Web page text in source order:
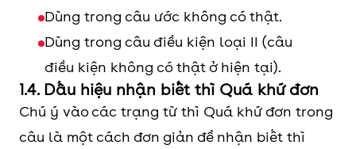
Dùng trong câu ước không có thật.
Dùng trong câu điều kiện loại II (câu
điều kiện không có thật ở hiện tại).
1.4. Dấu hiệu nhận biết thì Quá khứ đơn
Chú ý vào các trạng từ thì Quá khứ đơn trong
câu là một cách đơn giản để nhận biết thì